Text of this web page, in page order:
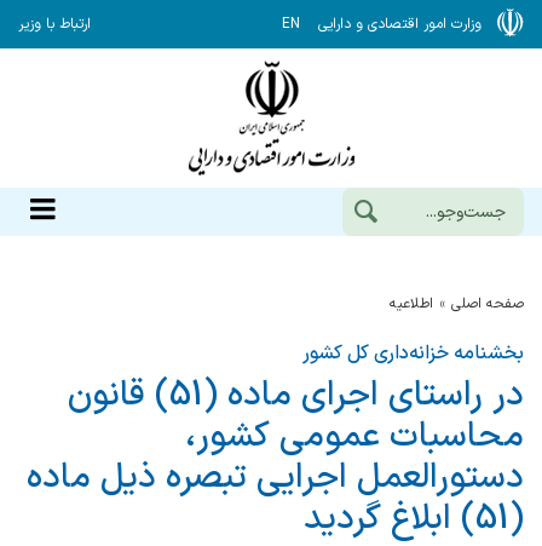
وزارت امور اقتصادی و دارایی EN ارتباط با وزیر
صفحه اصلی اطلاعیه
بخشنامه خزانه‌داری کل کشور
در راستای اجرای ماده (51) قانون
محاسبات عمومی كشور،
دستورالعمل اجرایی تبصره ذیل ماده
(51) ابلاغ گردید